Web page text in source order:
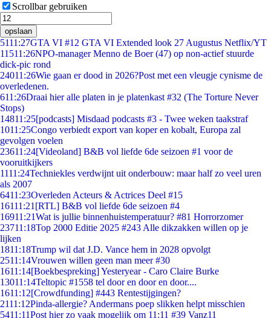
Scrollbar gebruiken
opslaan
5111:27GTA VI #12 GTA VI Extended look 27 Augustus Netflix/YT
11511:26NPO-manager Menno de Boer (47) op non-actief stuurde
dick-pic rond
24011:26Wie gaan er dood in 2026?Post met een vleugje cynisme de
overledenen.
611:26Draai hier alle platen in je platenkast #32 (The Torture Never
Stops)
14811:25[podcasts] Misdaad podcasts #3 - Twee weken taakstraf
1011:25Congo verbiedt export van koper en kobalt, Europa zal
gevolgen voelen
23611:24[Videoland] B&B vol liefde 6de seizoen #1 voor de
vooruitkijkers
1111:24Techniekles verdwijnt uit onderbouw: maar half zo veel uren
als 2007
6411:23Overleden Acteurs & Actrices Deel #15
16111:21 [RTL] B&B vol liefde 6de seizoen #4
16911:21Wat is jullie binnenhuistemperatuur? #81 Horrorzomer
23711:18Top 2000 Editie 2025 #243 Alle dikzakken willen op je
lijken
1811:18Trump wil dat J.D. Vance hem in 2028 opvolgt
2511:14Vrouwen willen geen man meer #30
1611:14[Boekbespreking] Yesteryear - Caro Claire Burke
13011:14Teltopic #1558 tel door en door en door....
1611:12[Crowdfunding] #443 Rentestijgingen?
2111:12Pinda-allergie? Andermans poep slikken helpt misschien
5411:11Post hier zo vaak mogelijk om 11:11 #39 Vanz11